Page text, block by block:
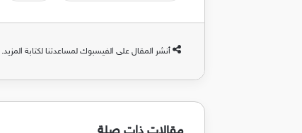
أنشر المقال على الفيسبوك لمساعدتنا لكتابة المزيد.